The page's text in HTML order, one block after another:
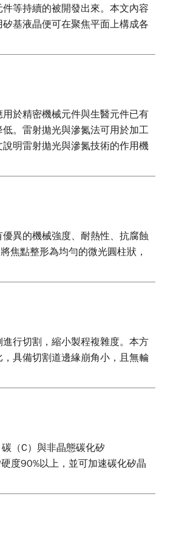
等持續的被開發出來。本文內容
基液晶便可在聚焦平面上構成各
於精密機械元件與生醫元件已有
。雷射拋光與滲氮法可用於加工
明雷射拋光與滲氮技術的作用機
異的機械強度、耐熱性、抗腐蝕
焦點整形為均勻的微光圓柱狀，
行切割，縮小製程複雜度。本方
具備切割道邊緣崩角小，且無輪
（C）與非晶態碳化矽
度90%以上，並可加速碳化矽晶